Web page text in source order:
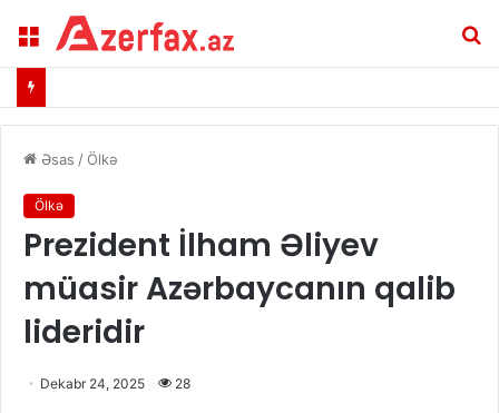
Menu
Əsas /Ölkə
Ölkə
Prezident İlham Əliyev
müasir Azərbaycanın qalib
lideridir
Dekabr 24, 2025 28